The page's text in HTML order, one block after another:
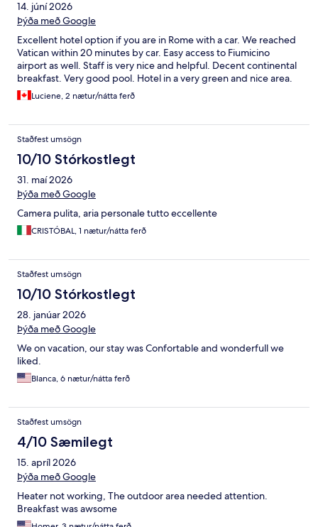
14. júní 2026
Þýða með Google
Excellent hotel option if you are in Rome with a car. We reached
Vatican within 20 minutes by car. Easy access to Fiumicino
airport as well. Staff is very nice and helpful. Decent continental
breakfast. Very good pool. Hotel in a very green and nice area.
Luciene, 2 nætur/nátta ferð
Staðfest umsögn
10/10 Stórkostlegt
31. maí 2026
Þýða með Google
Camera pulita, aria personale tutto eccellente
CRISTÓBAL, 1 nætur/nátta ferð
Staðfest umsögn
10/10 Stórkostlegt
28. janúar 2026
Þýða með Google
We on vacation, our stay was Confortable and wonderfull we
liked.
Blanca, 6 nætur/nátta ferð
Staðfest umsögn
4/10 Sæmilegt
15. apríl 2026
Þýða með Google
Heater not working, The outdoor area needed attention.
Breakfast was awsome